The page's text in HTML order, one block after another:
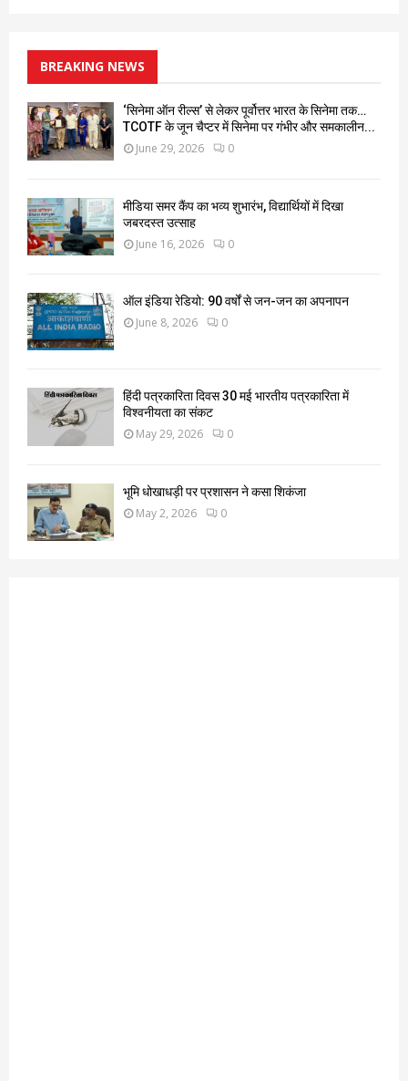
BREAKING NEWS
‘सिनेमा ऑन रील्स’ से लेकर पूर्वोत्तर भारत के सिनेमा तक…
TCOTF के जून चैप्टर में सिनेमा पर गंभीर और समकालीन...
June 29, 2026 0
मीडिया समर कैंप का भव्य शुभारंभ, विद्यार्थियों में दिखा
जबरदस्त उत्साह
June 16, 2026 0
ऑल इंडिया रेडियो: 90 वर्षों से जन-जन का अपनापन
June 8, 2026 0
हिंदी पत्रकारिता दिवस 30 मई भारतीय पत्रकारिता में
विश्वनीयता का संकट
May 29, 2026 0
भूमि धोखाधड़ी पर प्रशासन ने कसा शिकंजा
May 2, 2026 0